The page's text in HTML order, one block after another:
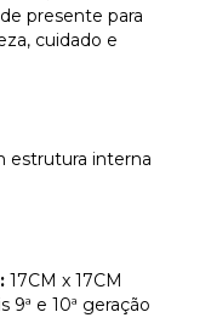
presente para
cuidado e
estrutura interna
17CM x 17CM
9ª e 10ª geração